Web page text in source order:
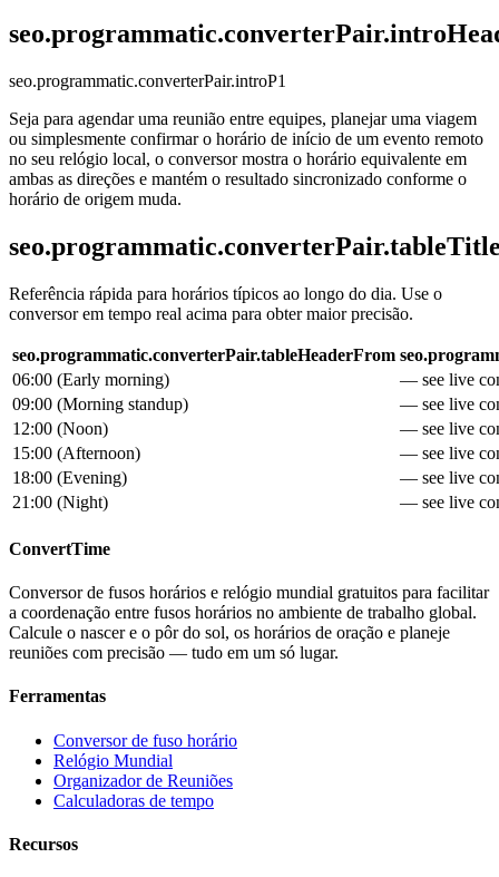
seo.programmatic.converterPair.introP1
Seja para agendar uma reunião entre equipes, planejar uma viagem
ou simplesmente confirmar o horário de início de um evento remoto
no seu relógio local, o conversor mostra o horário equivalente em
ambas as direções e mantém o resultado sincronizado conforme o
horário de origem muda.
Referência rápida para horários típicos ao longo do dia. Use o
conversor em tempo real acima para obter maior precisão.
seo.programmatic.converterPair.tableHeaderFrom
06:00 (Early morning)
— see live
09:00 (Morning standup)
— see live
12:00 (Noon)
— see live
15:00 (Afternoon)
— see live
18:00 (Evening)
— see live
21:00 (Night) — see live
ConvertTime
Conversor de fusos horários e relógio mundial gratuitos para facilitar
a coordenação entre fusos horários no ambiente de trabalho global.
Calcule o nascer e o pôr do sol, os horários de oração e planeje
reuniões com precisão — tudo em um só lugar.
Ferramentas
Conversor de fuso horário
Relógio Mundial
Organizador de Reuniões
Calculadoras de tempo
Recursos